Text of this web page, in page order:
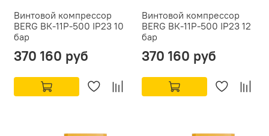
Винтовой компрессор
BERG ВК-11Р-500 IP23 10
бар
370 160 руб
Винтовой компрессор
BERG ВК-11Р-500 IP23 12
бар
370 160 руб